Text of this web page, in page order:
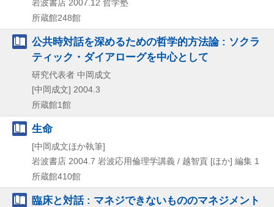
岩波書店 2007.12 哲学塾
所蔵館248館
公共時対話を深めるための哲学的方法論 : ソクラ
ティック・ダイアローグを中心として
研究代表者 中岡成文
[中岡成文] 2004.3
所蔵館1館
生命
[中岡成文ほか執筆]
岩波書店 2004.7 岩波応用倫理学講義 / 越智貢 [ほか] 編集 1
所蔵館410館
臨床と対話 : マネジできないもののマネジメント